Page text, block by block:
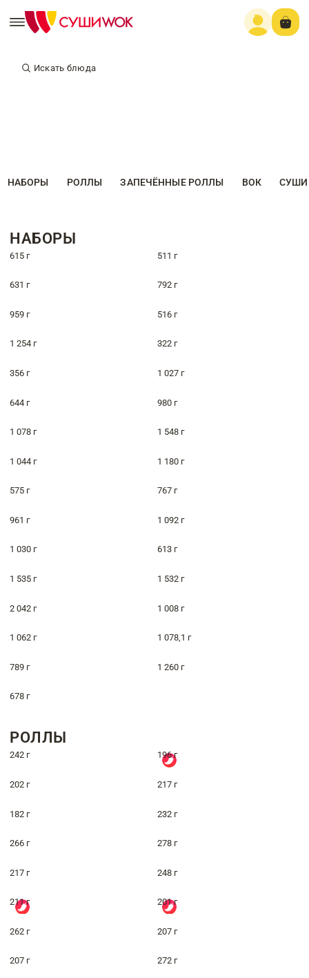
Искать блюда
НАБОРЫ РОЛЛЫ ЗАПЕЧЁННЫЕ РОЛЛЫ ВОК СУШИ
НАБОРЫ
615 г 511 г
631 г 792 г
959 г 516 г
1 254 г 322 г
356 г 1 027 г
644 г 980 г
1 078 г 1 548 г
1 044 г 1 180 г
575 г 767 г
961 г 1 092 г
1 030 г 613 г
1 535 г 1 532 г
2 042 г 1 008 г
1 062 г 1 078,1 г
789 г 1 260 г
678 г
РОЛЛЫ
242 г 196 г
202 г 217 г
182 г 232 г
266 г 278 г
217 г 248 г
211 г 201 г
262 г 207 г
207 г 272 г